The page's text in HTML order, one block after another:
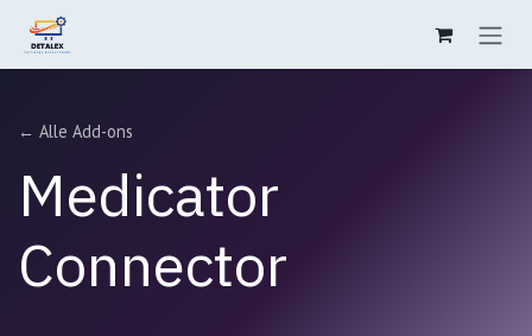
Zum Inhalt springen
← Alle Add-ons
Medicator
Connector